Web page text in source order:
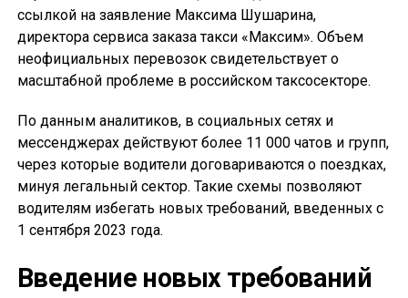
ссылкой на заявление Максима Шушарина,
директора сервиса заказа такси «Максим». Объем
неофициальных перевозок свидетельствует о
масштабной проблеме в российском таксосекторе.
По данным аналитиков, в социальных сетях и
мессенджерах действуют более 11 000 чатов и групп,
через которые водители договариваются о поездках,
минуя легальный сектор. Такие схемы позволяют
водителям избегать новых требований, введенных с
1 сентября 2023 года.
Введение новых требований